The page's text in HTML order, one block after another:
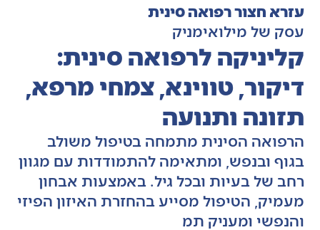
עזרא חצור רפואה סינית
עסק של מילואימניק
קליניקה לרפואה סינית:
דיקור, טווינא, צמחי מרפא,
תזונה ותנועה
הרפואה הסינית מתמחה בטיפול משולב
בגוף ובנפש, ומתאימה להתמודדות עם מגוון
רחב של בעיות ובכל גיל. באמצעות אבחון
מעמיק, הטיפול מסייע בהחזרת האיזון הפיזי
והנפשי ומעניק תמ